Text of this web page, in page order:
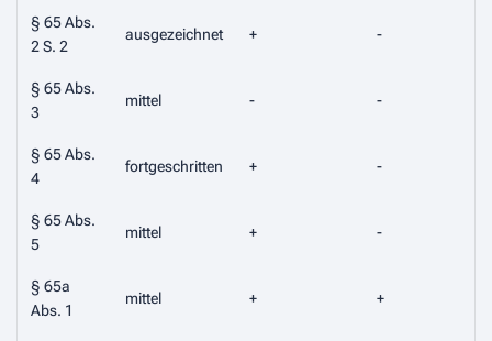
§ 65 Abs.
2 S. 2
ausgezeichnet + -
§ 65 Abs.
3
mittel - -
§ 65 Abs.
4
fortgeschritten + -
§ 65 Abs.
5
mittel + -
§ 65a
Abs. 1
mittel + +